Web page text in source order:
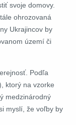
svoje domovy.
ohrozovaná
Ukrajincov by
území či
Podľa
ktorý na vzorke
medzinárodný
myslí, že voľby by